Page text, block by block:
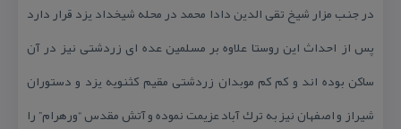
در جنب مزار شیخ تقی الدین دادا محمد در محله شیخداد یزد قرار دارد
پس از احداث این روستا علاوه بر مسلمین عده ای زردشتی نیز در آن
ساكن بوده اند و كم كم موبدان زردشتی مقیم كثنویه یزد و دستوران
شیراز و اصفهان نیز به ترك آباد عزیمت نموده و آتش مقدس “ورهرام” را